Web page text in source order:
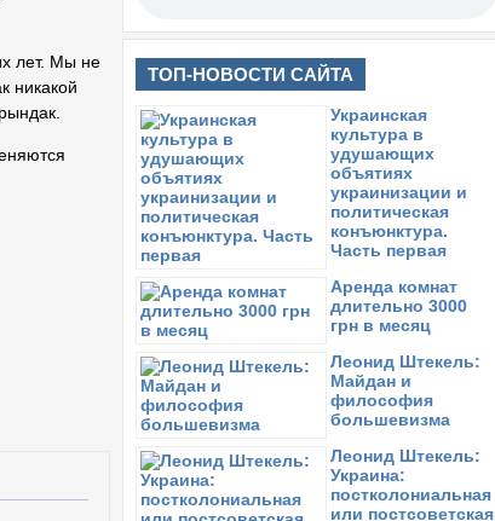
лет. Мы не
никакой
ТОП-НОВОСТИ САЙТА
Украинская
культура в
удушающих
объятиях
украинизации и
политическая
конъюнктура.
Часть первая
Аренда комнат
длительно 3000
грн в месяц
Леонид Штекель:
Майдан и
философия
большевизма
Леонид Штекель:
Украина:
постколониальная
или постсоветская